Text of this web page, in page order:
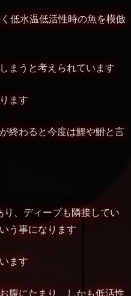
低水温低活性時の魚を模倣
まうと考えられています
ます
終わると今度は鯉や鮒と言
、ディープも隣接してい
う事になります
ます
腹にたまり、しかも低活性